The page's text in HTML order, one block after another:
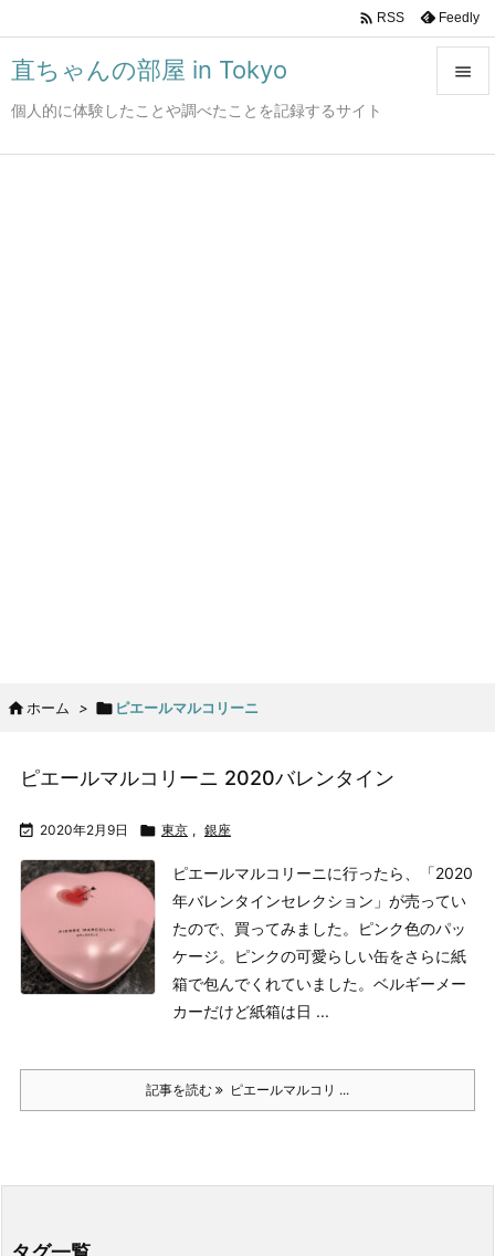
直ちゃんの部屋 in Tokyo
個人的に体験したことや調べたことを記録するサイト

 RSS Feedly
 ホーム >  ピエールマルコリーニ
ピエールマルコリーニ 2020バレンタイン
 2020年2月9日  東京 , 銀座
ピエールマルコリーニに行ったら、「2020
年バレンタインセレクション」が売ってい
たので、買ってみました。ピンク色のパッ
ケージ。
ピンクの可愛らしい缶をさらに紙
箱で包んでくれていました。 ベルギーメー
カーだけど紙箱は日 ...
記事を読む ピエールマルコリ ...